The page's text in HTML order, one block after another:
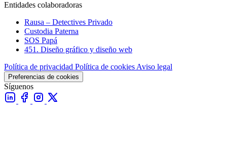
Entidades colaboradoras
Rausa – Detectives Privado
Custodia Paterna
SOS Papá
451. Diseño gráfico y diseño web
Política de privacidad Política de cookies Aviso legal
Preferencias de cookies
Síguenos